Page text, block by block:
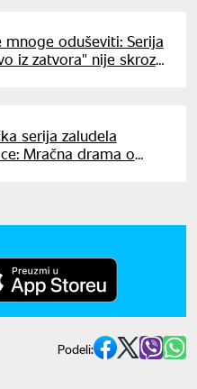
mnoge oduševiti: Serija
iz zatvora" nije skroz
serija zaludela
Mračna drama o
Podeli: